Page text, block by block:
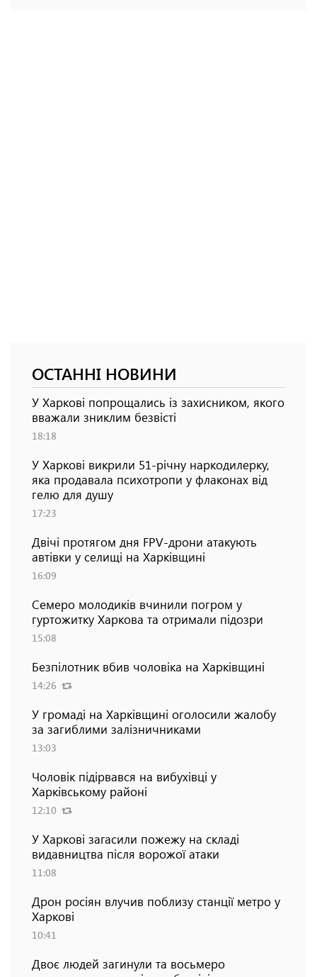
ОСТАННІ НОВИНИ
У Харкові попрощались із захисником, якого
вважали зниклим безвісті
18:18
У Харкові викрили 51-річну наркодилерку,
яка продавала психотропи у флаконах від
гелю для душу
17:23
Двічі протягом дня FPV-дрони атакують
автівки у селищі на Харківщині
16:09
Семеро молодиків вчинили погром у
гуртожитку Харкова та отримали підозри
15:08
Безпілотник вбив чоловіка на Харківщині
14:26
У громаді на Харківщині оголосили жалобу
за загиблими залізничниками
13:03
Чоловік підірвався на вибухівці у
Харківському районі
12:10
У Харкові загасили пожежу на складі
видавництва після ворожої атаки
11:08
Дрон росіян влучив поблизу станції метро у
Харкові
10:41
Двоє людей загинули та восьмеро